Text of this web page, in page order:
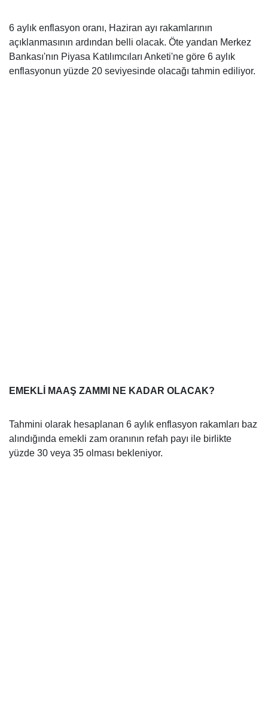
6 aylık enflasyon oranı, Haziran ayı rakamlarının
açıklanmasının ardından belli olacak. Öte yandan Merkez
Bankası'nın Piyasa Katılımcıları Anketi'ne göre 6 aylık
enflasyonun yüzde 20 seviyesinde olacağı tahmin ediliyor.
EMEKLİ MAAŞ ZAMMI NE KADAR OLACAK?
Tahmini olarak hesaplanan 6 aylık enflasyon rakamları baz
alındığında emekli zam oranının refah payı ile birlikte
yüzde 30 veya 35 olması bekleniyor.